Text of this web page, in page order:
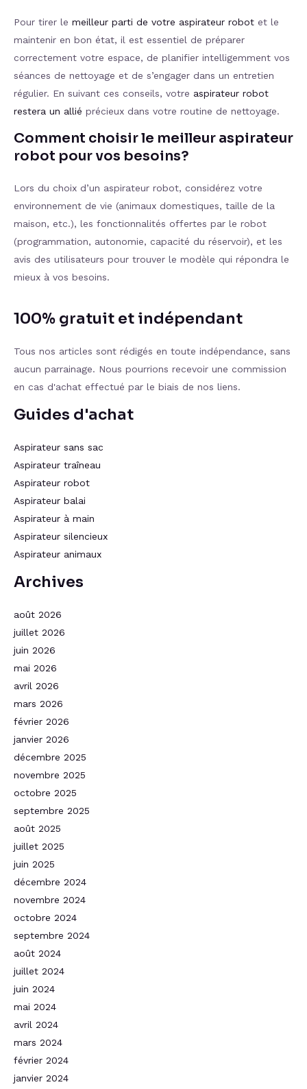
Pour tirer le meilleur parti de votre aspirateur robot et le
maintenir en bon état, il est essentiel de préparer
correctement votre espace, de planifier intelligemment vos
séances de nettoyage et de s’engager dans un entretien
régulier. En suivant ces conseils, votre aspirateur robot
restera un allié précieux dans votre routine de nettoyage.
Comment choisir le meilleur aspirateur
robot pour vos besoins?
Lors du choix d’un aspirateur robot, considérez votre
environnement de vie (animaux domestiques, taille de la
maison, etc.), les fonctionnalités offertes par le robot
(programmation, autonomie, capacité du réservoir), et les
avis des utilisateurs pour trouver le modèle qui répondra le
mieux à vos besoins.
100% gratuit et indépendant
Tous nos articles sont rédigés en toute indépendance, sans
aucun parrainage. Nous pourrions recevoir une commission
en cas d'achat effectué par le biais de nos liens.
Guides d'achat
Aspirateur sans sac
Aspirateur traîneau
Aspirateur robot
Aspirateur balai
Aspirateur à main
Aspirateur silencieux
Aspirateur animaux
Archives
août 2026
juillet 2026
juin 2026
mai 2026
avril 2026
mars 2026
février 2026
janvier 2026
décembre 2025
novembre 2025
octobre 2025
septembre 2025
août 2025
juillet 2025
juin 2025
décembre 2024
novembre 2024
octobre 2024
septembre 2024
août 2024
juillet 2024
juin 2024
mai 2024
avril 2024
mars 2024
février 2024
janvier 2024